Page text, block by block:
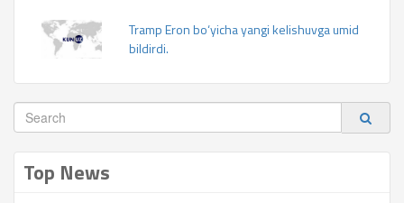
Tramp Eron bo‘yicha yangi kelishuvga umid
bildirdi.
Top News